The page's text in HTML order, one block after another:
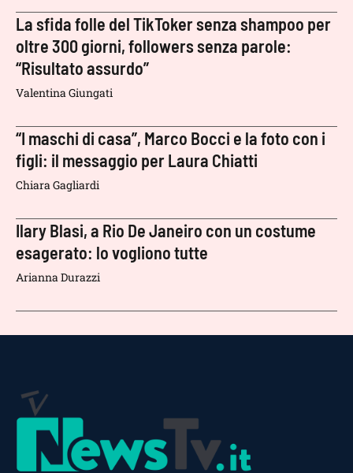
La sfida folle del TikToker senza shampoo per
oltre 300 giorni, followers senza parole:
“Risultato assurdo”
Valentina Giungati
“I maschi di casa”, Marco Bocci e la foto con i
figli: il messaggio per Laura Chiatti
Chiara Gagliardi
Ilary Blasi, a Rio De Janeiro con un costume
esagerato: lo vogliono tutte
Arianna Durazzi